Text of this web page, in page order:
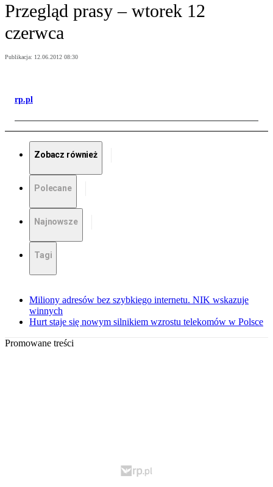
Przegląd prasy – wtorek 12
czerwca
Publikacja: 12.06.2012 08:30
rp.pl
Zobacz również
Polecane
Najnowsze
Tagi
Miliony adresów bez szybkiego internetu. NIK wskazuje
winnych
Hurt staje się nowym silnikiem wzrostu telekomów w Polsce
Promowane treści